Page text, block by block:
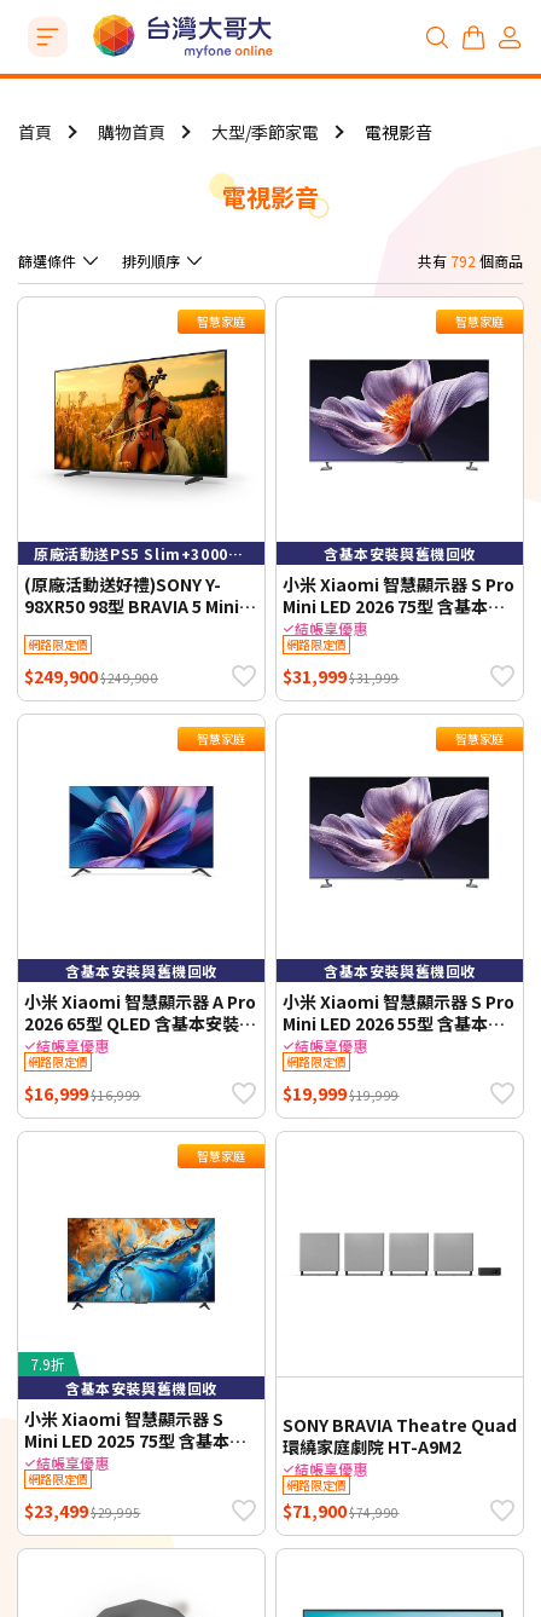
首頁 購物首頁 大型/季節家電 電視影音
電視影音
篩選條件 排列順序 共有 792 個商品
智慧家庭
原廠活動送PS5 Slim+3000元禮券 到8/9止
(原廠活動送好禮)SONY Y-
98XR50 98型 BRAVIA 5 Mini
網路限定價
$249,900$249,900
智慧家庭
含基本安裝與舊機回收
小米 Xiaomi 智慧顯示器 S Pro
Mini LED 2026 75型 含基本安
裝與舊機回收
結帳享優惠
網路限定價
$31,999$31,999
智慧家庭
含基本安裝與舊機回收
小米 Xiaomi 智慧顯示器 A Pro
2026 65型 QLED 含基本安裝與
舊機回收
結帳享優惠
網路限定價
$16,999$16,999
智慧家庭
含基本安裝與舊機回收
小米 Xiaomi 智慧顯示器 S Pro
Mini LED 2026 55型 含基本安
裝與舊機回收
結帳享優惠
網路限定價
$19,999$19,999
7.9折
智慧家庭
含基本安裝與舊機回收
小米 Xiaomi 智慧顯示器 S
Mini LED 2025 75型 含基本安
裝與舊機回收
結帳享優惠
網路限定價
$23,499$29,995
SONY BRAVIA Theatre Quad
環繞家庭劇院 HT-A9M2
結帳享優惠
網路限定價
$71,900$74,990